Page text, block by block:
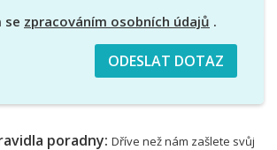
se zpracováním osobních údajů .
poradny: Dříve než nám zašlete svůj